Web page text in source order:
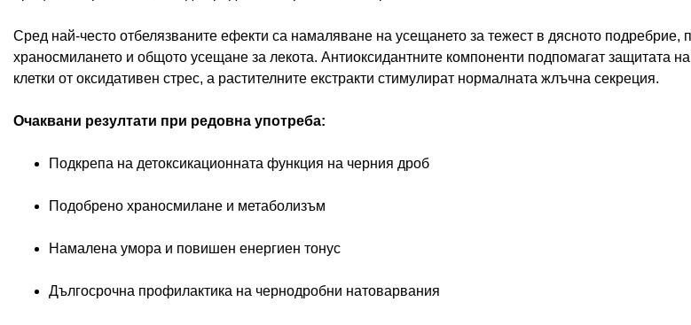
Сред най-често отбелязваните ефекти са намаляване на усещането за тежест в дясното подребрие,
храносмилането и общото усещане за лекота. Антиоксидантните компоненти подпомагат защитата
клетки от оксидативен стрес, а растителните екстракти стимулират нормалната жлъчна секреция.
Очаквани резултати при редовна употреба:
Подкрепа на детоксикационната функция на черния дроб
Подобрено храносмилане и метаболизъм
Намалена умора и повишен енергиен тонус
Дългосрочна профилактика на чернодробни натоварвания